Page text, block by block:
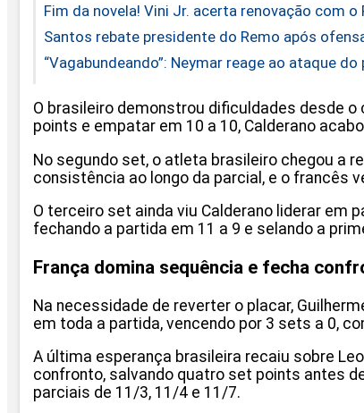
Fim da novela! Vini Jr. acerta renovação com o
Santos rebate presidente do Remo após
“Vagabundeando”: Neymar reage ao ataque
O brasileiro demonstrou dificuldades desde
points e empatar em 10 a 10, Calderano
No segundo set, o atleta brasileiro chegou a
consistência ao longo da parcial, e o francês
O terceiro set ainda viu Calderano liderar em
fechando a partida em 11 a 9 e selando a
França domina sequência e fecha
Na necessidade de reverter o placar,
em toda a partida, vencendo por 3 sets a 0,
A última esperança brasileira recaiu sobre
confronto, salvando quatro set points antes
parciais de 11/3, 11/4 e 11/7.